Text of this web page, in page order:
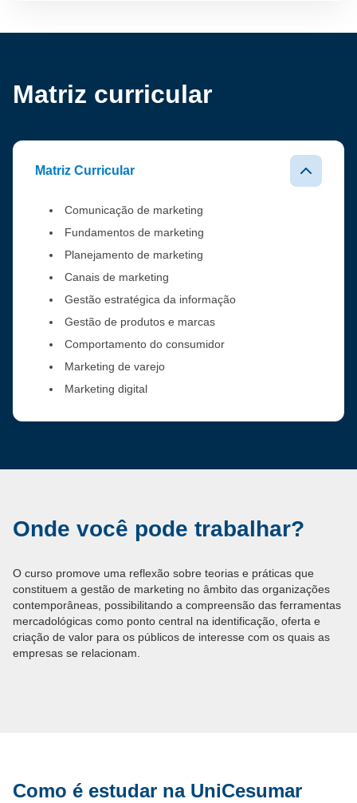
Matriz curricular
Matriz Curricular
Comunicação de marketing
Fundamentos de marketing
Planejamento de marketing
Canais de marketing
Gestão estratégica da informação
Gestão de produtos e marcas
Comportamento do consumidor
Marketing de varejo
Marketing digital
Onde você pode trabalhar?
O curso promove uma reflexão sobre teorias e práticas que
constituem a gestão de marketing no âmbito das organizações
contemporâneas, possibilitando a compreensão das ferramentas
mercadológicas como ponto central na identificação, oferta e
criação de valor para os públicos de interesse com os quais as
empresas se relacionam.
Como é estudar na UniCesumar